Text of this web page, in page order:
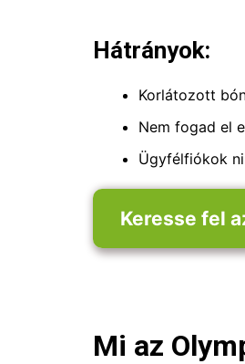
Hátrányok:
Korlátozott
Nem fogad el
Ügyfélfiókok
Keresse fel
Mi az